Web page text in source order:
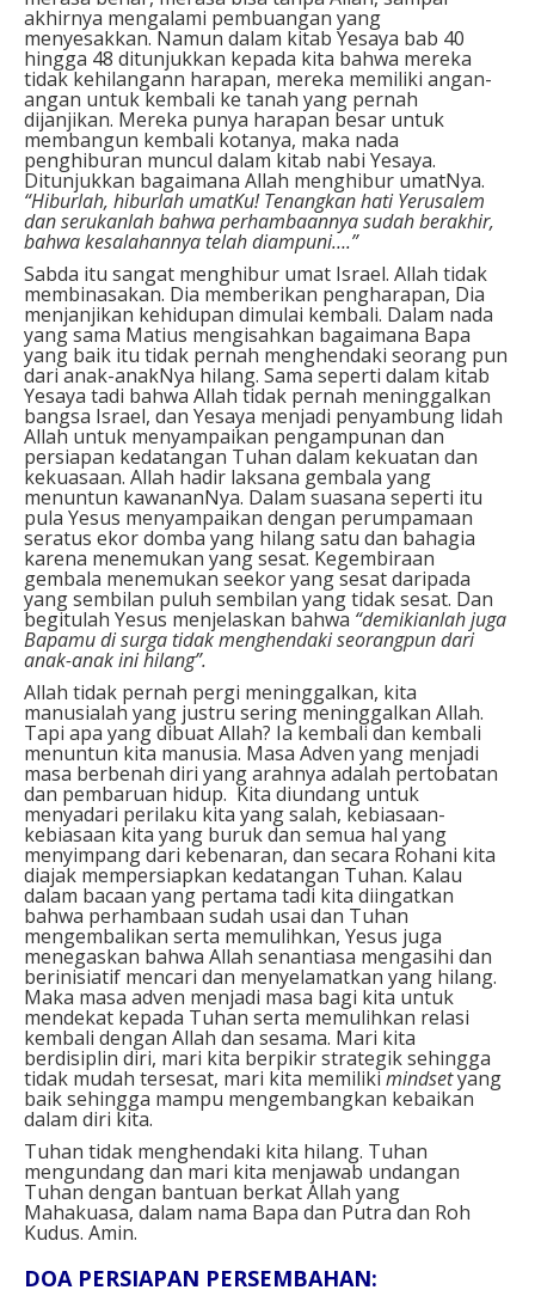
akhirnya mengalami pembuangan yang
menyesakkan. Namun dalam kitab Yesaya bab 40
hingga 48 ditunjukkan kepada kita bahwa mereka
tidak kehilangann harapan, mereka memiliki angan-
angan untuk kembali ke tanah yang pernah
dijanjikan. Mereka punya harapan besar untuk
membangun kembali kotanya, maka nada
penghiburan muncul dalam kitab nabi Yesaya.
Ditunjukkan bagaimana Allah menghibur umatNya.
“Hiburlah, hiburlah umatKu! Tenangkan hati Yerusalem
dan serukanlah bahwa perhambaannya sudah berakhir,
bahwa kesalahannya telah diampuni….”
Sabda itu sangat menghibur umat Israel. Allah tidak
membinasakan. Dia memberikan pengharapan, Dia
menjanjikan kehidupan dimulai kembali. Dalam nada
yang sama Matius mengisahkan bagaimana Bapa
yang baik itu tidak pernah menghendaki seorang pun
dari anak-anakNya hilang. Sama seperti dalam kitab
Yesaya tadi bahwa Allah tidak pernah meninggalkan
bangsa Israel, dan Yesaya menjadi penyambung lidah
Allah untuk menyampaikan pengampunan dan
persiapan kedatangan Tuhan dalam kekuatan dan
kekuasaan. Allah hadir laksana gembala yang
menuntun kawananNya. Dalam suasana seperti itu
pula Yesus menyampaikan dengan perumpamaan
seratus ekor domba yang hilang satu dan bahagia
karena menemukan yang sesat. Kegembiraan
gembala menemukan seekor yang sesat daripada
yang sembilan puluh sembilan yang tidak sesat. Dan
begitulah Yesus menjelaskan bahwa “demikianlah juga
Bapamu di surga tidak menghendaki seorangpun dari
anak-anak ini hilang”.
Allah tidak pernah pergi meninggalkan, kita
manusialah yang justru sering meninggalkan Allah.
Tapi apa yang dibuat Allah? Ia kembali dan kembali
menuntun kita manusia. Masa Adven yang menjadi
masa berbenah diri yang arahnya adalah pertobatan
dan pembaruan hidup. Kita diundang untuk
menyadari perilaku kita yang salah, kebiasaan-
kebiasaan kita yang buruk dan semua hal yang
menyimpang dari kebenaran, dan secara Rohani kita
diajak mempersiapkan kedatangan Tuhan. Kalau
dalam bacaan yang pertama tadi kita diingatkan
bahwa perhambaan sudah usai dan Tuhan
mengembalikan serta memulihkan, Yesus juga
menegaskan bahwa Allah senantiasa mengasihi dan
berinisiatif mencari dan menyelamatkan yang hilang.
Maka masa adven menjadi masa bagi kita untuk
mendekat kepada Tuhan serta memulihkan relasi
kembali dengan Allah dan sesama. Mari kita
berdisiplin diri, mari kita berpikir strategik sehingga
tidak mudah tersesat, mari kita memilikimindsetyang
baik sehingga mampu mengembangkan kebaikan
dalam diri kita.
Tuhan tidak menghendaki kita hilang. Tuhan
mengundang dan mari kita menjawab undangan
Tuhan dengan bantuan berkat Allah yang
Mahakuasa, dalam nama Bapa dan Putra dan Roh
Kudus. Amin.
DOA PERSIAPAN PERSEMBAHAN: